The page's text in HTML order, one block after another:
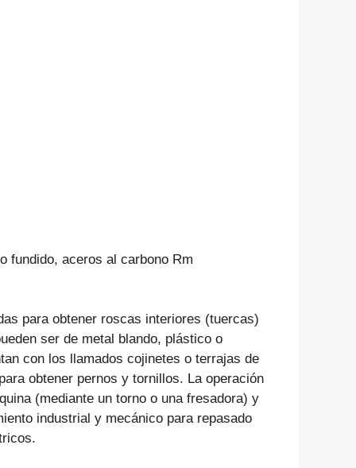
fundido, aceros al carbono Rm
para obtener roscas interiores (tuercas)
ser de metal blando, plástico o
con los llamados cojinetes o terrajas de
obtener pernos y tornillos. La operación
(mediante un torno o una fresadora) y
industrial y mecánico para repasado